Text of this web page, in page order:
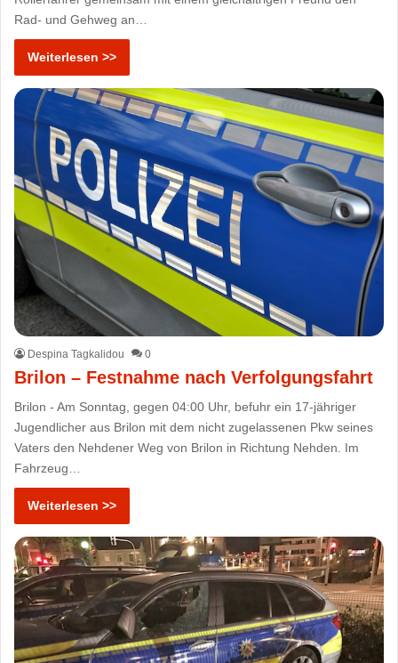
Rad- und Gehweg an…
Weiterlesen >>
Despina Tagkalidou 0
Brilon – Festnahme nach Verfolgungsfahrt
Brilon - Am Sonntag, gegen 04:00 Uhr, befuhr ein 17-jähriger
Jugendlicher aus Brilon mit dem nicht zugelassenen Pkw seines
Vaters den Nehdener Weg von Brilon in Richtung Nehden. Im
Fahrzeug…
Weiterlesen >>